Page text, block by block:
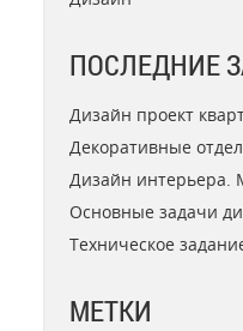
ПОСЛЕДНИЕ
Дизайн проект
Декоративные
Дизайн
Основные задачи
Техническое
МЕТКИ